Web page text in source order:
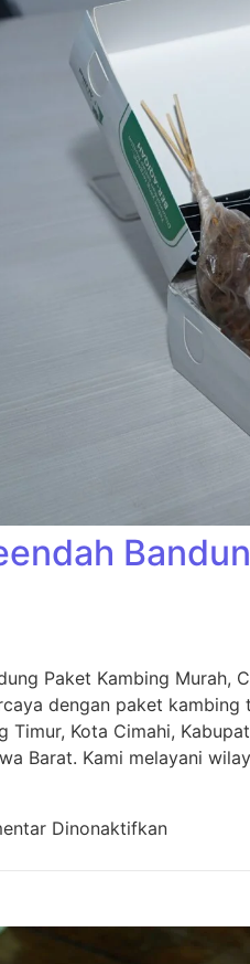
Paket Kambing Murah,
dengan paket
Timur, Kota Cimahi,
Barat. Kami melayani
Dinonaktifkanpada